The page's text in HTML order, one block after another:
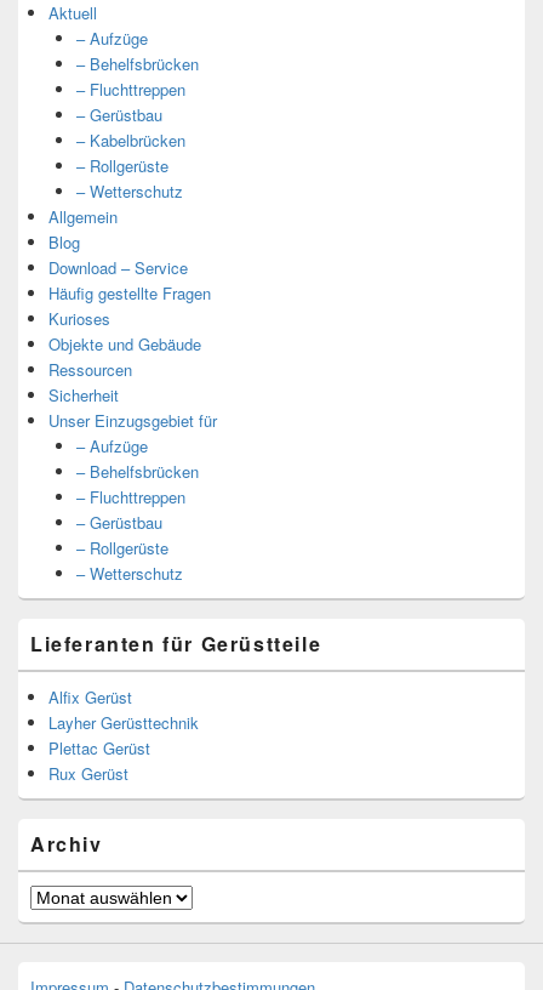
Aktuell
– Aufzüge
– Behelfsbrücken
– Fluchttreppen
– Gerüstbau
– Kabelbrücken
– Rollgerüste
– Wetterschutz
Allgemein
Blog
Download – Service
Häufig gestellte Fragen
Kurioses
Objekte und Gebäude
Ressourcen
Sicherheit
Unser Einzugsgebiet für
– Aufzüge
– Behelfsbrücken
– Fluchttreppen
– Gerüstbau
– Rollgerüste
– Wetterschutz
Lieferanten für Gerüstteile
Alfix Gerüst
Layher Gerüsttechnik
Plettac Gerüst
Rux Gerüst
Archiv
Archiv